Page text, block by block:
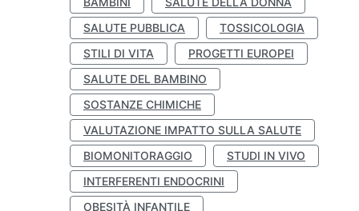
SALUTE PUBBLICA
TOSSICOLOGIA
STILI DI VITA
PROGETTI EUROPEI
SALUTE DEL BAMBINO
SOSTANZE CHIMICHE
VALUTAZIONE IMPATTO SULLA SALUTE
BIOMONITORAGGIO
STUDI IN VIVO
INTERFERENTI ENDOCRINI
OBESITÀ INFANTILE